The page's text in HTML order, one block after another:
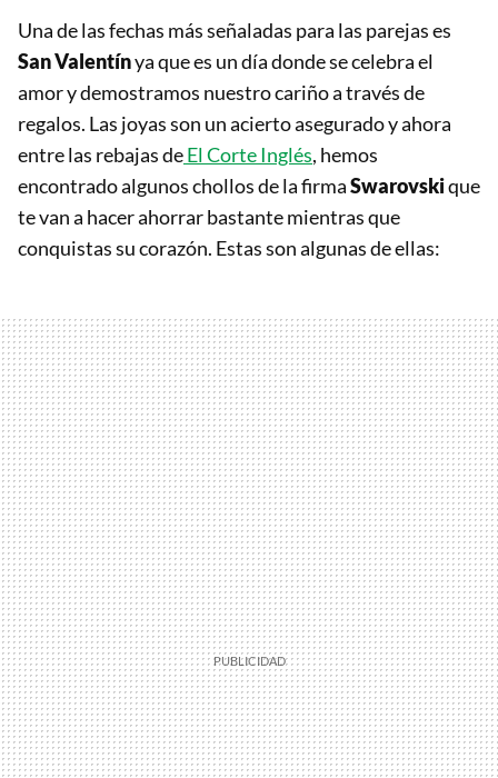
Una de las fechas más señaladas para las parejas es
San Valentínya que es un día donde se celebra el
amor y demostramos nuestro cariño a través de
regalos. Las joyas son un acierto asegurado y ahora
entre las rebajas deEl Corte Inglés, hemos
encontrado algunos chollos de la firmaSwarovskique
te van a hacer ahorrar bastante mientras que
conquistas su corazón. Estas son algunas de ellas: